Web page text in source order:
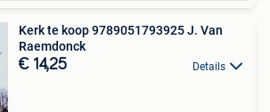
Kerk te koop 9789051793925 J. Van
Raemdonck
€ 14,25 Details